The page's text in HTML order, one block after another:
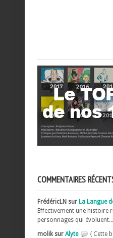
COMMENTAIRES
FrédéricLN sur La Langue
Effectivement une histoire
personnages qui
molik sur Alyte
{ Cette